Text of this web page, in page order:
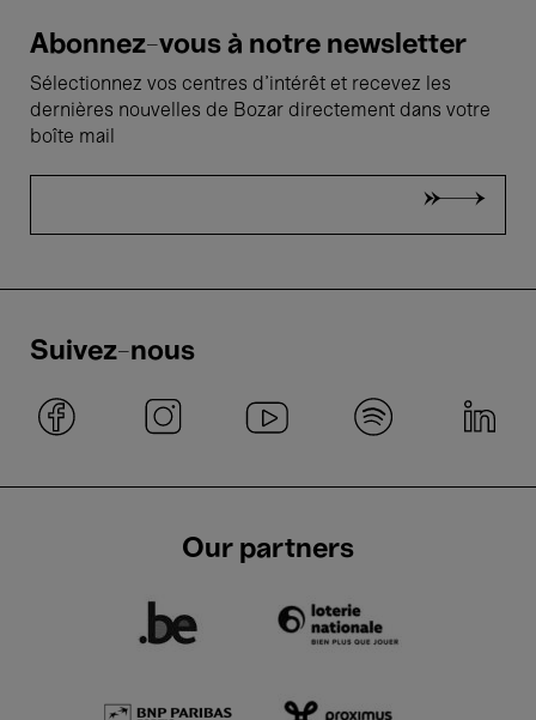
Abonnez-vous à notre newsletter
Sélectionnez vos centres d'intérêt et recevez les
dernières nouvelles de Bozar directement dans votre
boîte mail
Suivez-nous
Our partners